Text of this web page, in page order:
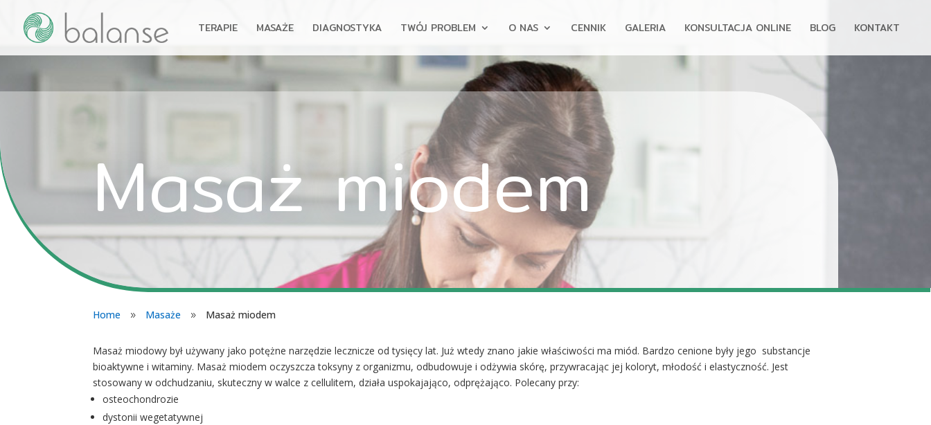
TERAPIE MASAŻE DIAGNOSTYKA TWÓJ PROBLEM O NAS CENNIK GALERIA KONSULTACJA ONLINE BLOG KONTAKT
Masaż miodem
Home 9 Masaże 9 Masaż miodem
Masaż miodowy był używany jako potężne narzędzie lecznicze od tysięcy lat. Już wtedy znano jakie właściwości ma miód. Bardzo cenione były jego substancje
bioaktywne i witaminy. Masaż miodem oczyszcza toksyny z organizmu, odbudowuje i odżywia skórę, przywracając jej koloryt, młodość i elastyczność. Jest
stosowany w odchudzaniu, skuteczny w walce z cellulitem, działa uspokajająco, odprężająco. Polecany przy:
osteochondrozie
dystonii wegetatywnej